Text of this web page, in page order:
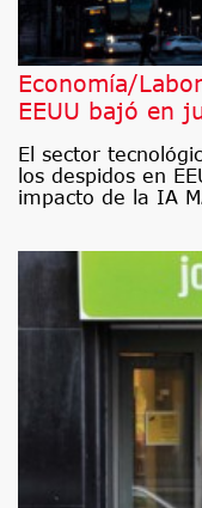
Economía/
EEUU bajó en
El sector
los despidos en
impacto de la IA